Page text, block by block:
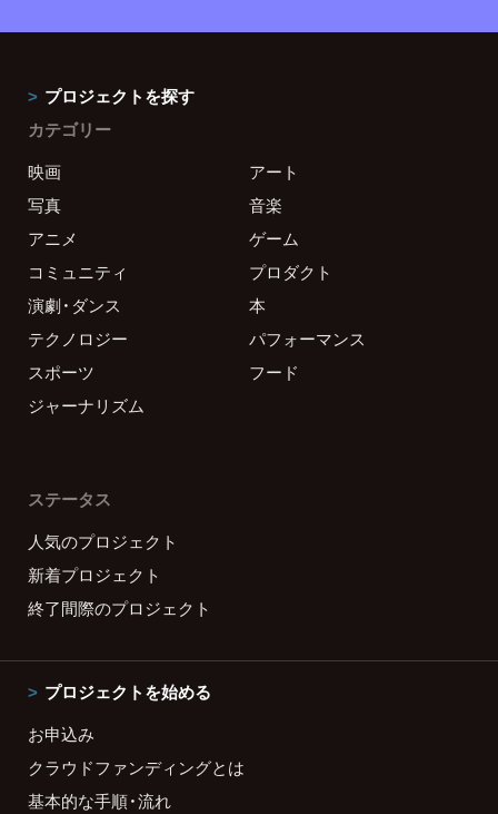
プロジェクトを探す
カテゴリー
映画
アート
写真
音楽
アニメ
ゲーム
コミュニティ
プロダクト
演劇・ダンス
本
テクノロジー
パフォーマンス
スポーツ
フード
ジャーナリズム
ステータス
人気のプロジェクト
新着プロジェクト
終了間際のプロジェクト
プロジェクトを始める
お申込み
クラウドファンディングとは
基本的な手順・流れ